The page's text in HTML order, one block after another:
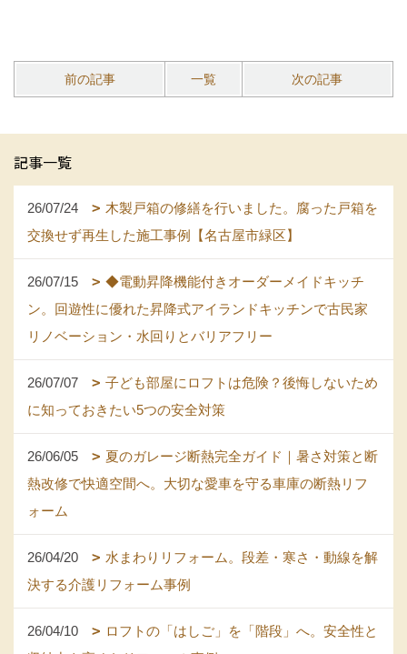
前の記事 一覧 次の記事
記事一覧
26/07/24
木製戸箱の修繕を行いました。腐った戸箱を
交換せず再生した施工事例【名古屋市緑区】
26/07/15
◆電動昇降機能付きオーダーメイドキッチ
ン。回遊性に優れた昇降式アイランドキッチンで古民家
リノベーション・水回りとバリアフリー
26/07/07
子ども部屋にロフトは危険？後悔しないため
に知っておきたい5つの安全対策
26/06/05
夏のガレージ断熱完全ガイド｜暑さ対策と断
熱改修で快適空間へ。大切な愛車を守る車庫の断熱リフ
ォーム
26/04/20
水まわりリフォーム。段差・寒さ・動線を解
決する介護リフォーム事例
26/04/10
ロフトの「はしご」を「階段」へ。安全性と